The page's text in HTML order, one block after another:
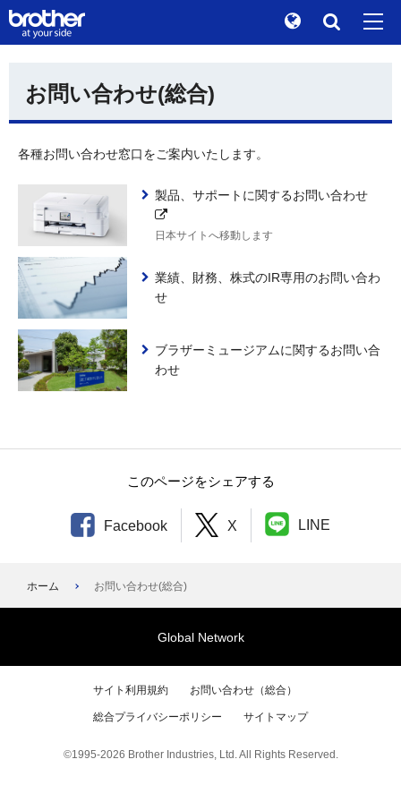
de Deutsch
fr Français
it Italiano
ja 日本語
pt
ru Русский
検索
Global
"At your side." Stories
ブランドストーリー
サステナビリティ
株主 / 投資家情報
グループ企業情報
ニュース
ブラザーミュージアム
各製品サイトへ
お問い合わせ(総合)
各種お問い合わせ窓口をご案内いたします。
製品、サポートに関するお問い合わせ
日本サイトへ移動します
業績、財務、株式のIR専用のお問い合わ
せ
ブラザーミュージアムに関するお問い合
わせ
このページをシェアする
Facebook X LINE
ホーム お問い合わせ(総合)
Global Network
サイト利用規約 お問い合わせ（総合）
総合プライバシーポリシー サイトマップ
©1995-2026 Brother Industries, Ltd. All Rights Reserved.